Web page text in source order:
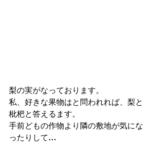
梨の実がなっております。
私、好きな果物はと問われれば、梨と
枇杷と答えるます。
手前どもの作物より隣の敷地が気にな
ったりして…